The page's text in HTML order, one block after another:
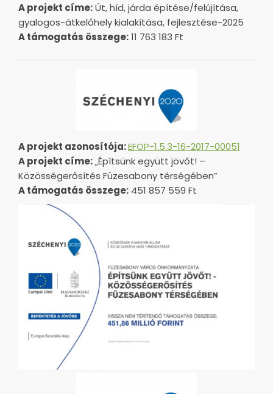
A projekt címe:Út, híd, járda építése/felújítása,
gyalogos-átkelőhely kialakítása, fejlesztése-2025
A támogatás összege:11 763 183 Ft
A projekt azonosítója:EFOP-1.5.3-16-2017-00051
A projekt címe:„Építsünk együtt jövőt! –
Közösségerősítés Füzesabony térségében”
A támogatás összege: 451 857 559 Ft